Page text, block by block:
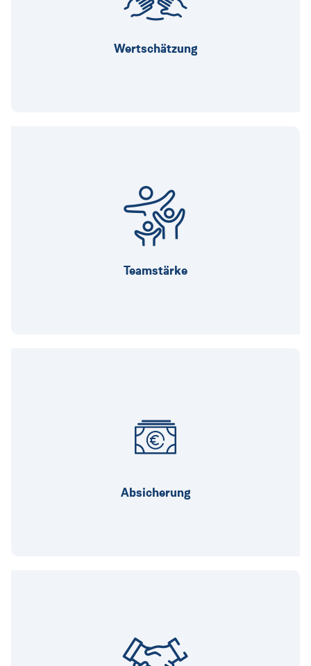
Wertschätzung
Mitarbeiterinnen am Herzen liegen und wir
Teamstärke
Weil sich das Potenzial jedes und jeder
Einzelnen erst im Team richtig entfaltet und
Absicherung
Weil wir Leistung gerecht vergüten und
Altersvorsorge- und